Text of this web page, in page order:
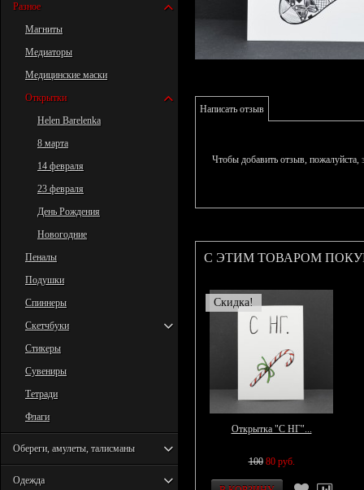
Разное
Магниты
Медиаторы
Медицинские маски
Открытки
Helen Barelenka
8 марта
14 февраля
23 февраля
День Рождения
Новогодние
Пеналы
Подушки
Спиннеры
Скетчбуки
Стикеры
Сувениры
Тетради
Флаги
Обереги, амулеты, талисманы
Одежда
Написать отзыв
Чтобы добавить отзыв, пожалуйста,
С ЭТИМ ТОВАРОМ
Скидка!
Открытка "С НГ"...
100 80 руб.